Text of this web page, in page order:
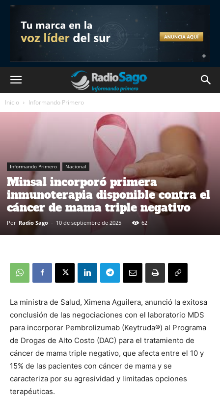
Inicio Informando Primero
Informando Primero Nacional
Minsal incorporó primera
inmunoterapia disponible contra el
cáncer de mama triple negativo
Por Radio Sago - 10 de septiembre de 2025 62
La ministra de Salud, Ximena Aguilera, anunció la exitosa
conclusión de las negociaciones con el laboratorio MDS
para incorporar Pembrolizumab (Keytruda®) al Programa
de Drogas de Alto Costo (DAC) para el tratamiento de
cáncer de mama triple negativo, que afecta entre el 10 y
15% de las pacientes con cáncer de mama y se
caracteriza por su agresividad y limitadas opciones
terapéuticas.